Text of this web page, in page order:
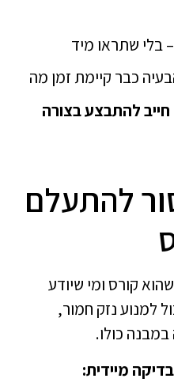
בלי שתראו מיד
כבר קיימת זמן מה
חייב להתבצע בצורה
להתעלם
קורס ומי שיודע
למנוע נזק חמור,
במבנה כולו.
מיידית: